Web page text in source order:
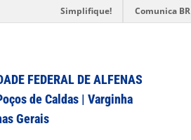
Simplifique! Comunica BR
FEDERAL DE ALFENAS
de Caldas | Varginha
Gerais